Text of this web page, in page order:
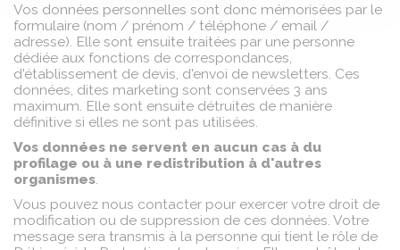
Vos données personnelles sont donc mémorisées par le
formulaire (nom / prénom / téléphone / email /
adresse). Elle sont ensuite traitées par une personne
dédiée aux fonctions de correspondances,
d'établissement de devis, d'envoi de newsletters. Ces
données, dites marketing sont conservées 3 ans
maximum. Elle sont ensuite détruites de manière
définitive si elles ne sont pas utilisées.
Vos données ne servent en aucun cas à du
profilage ou à une redistribution à d'autres
organismes.
Vous pouvez nous contacter pour exercer votre droit de
modification ou de suppression de ces données. Votre
message sera transmis à la personne qui tient le rôle de